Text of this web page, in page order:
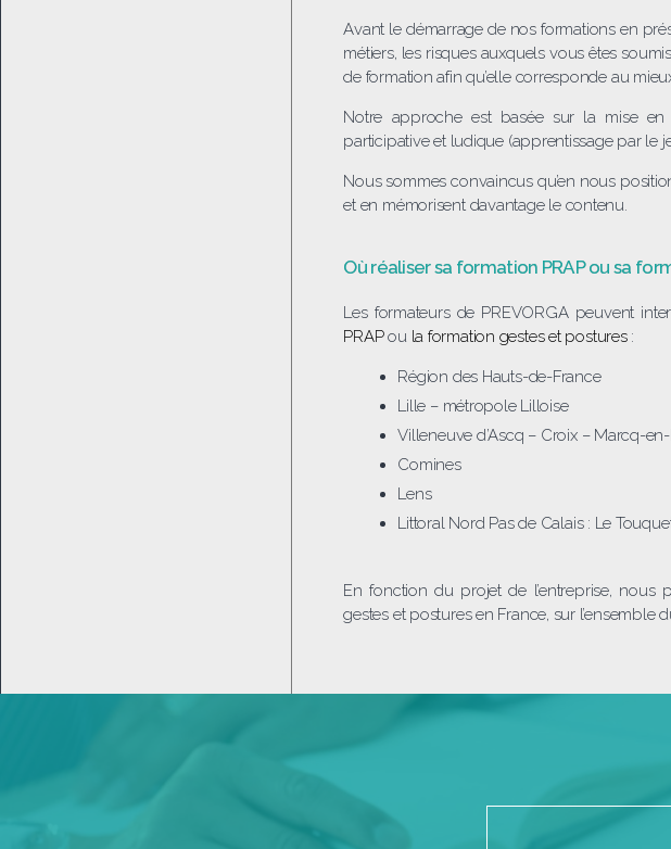
Avant le démarrage de nos formations en
métiers, les risques auxquels vous êtes
de formation afin qu’elle corresponde au
Notre approche est basée sur la mise en
participative et ludique (apprentissage par le
Nous sommes convaincus qu’en nous
et en mémorisent davantage le contenu.
Où réaliser sa formation PRAP ou sa
Les formateurs de PREVORGA peuvent
PRAPou la formation gestes et postures:
Région des Hauts-de-France
Lille – métropole Lilloise
Villeneuve d’Ascq – Croix – Marcq-
Comines
Lens
Littoral Nord Pas de Calais : Le
En fonction du projet de l’entreprise, nous
gestes et postures en France, sur l’ensemble